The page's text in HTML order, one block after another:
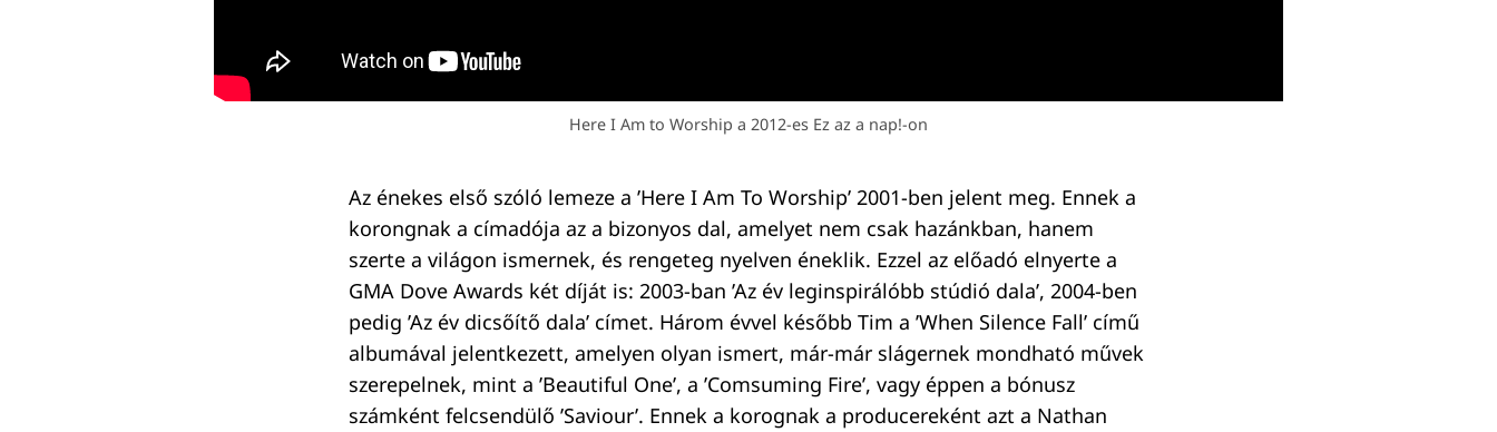
Here I Am to Worship a 2012-es Ez az a nap!-on
Az énekes első szóló lemeze a ’Here I Am To Worship’ 2001-ben jelent meg. Ennek a
korongnak a címadója az a bizonyos dal, amelyet nem csak hazánkban, hanem
szerte a világon ismernek, és rengeteg nyelven éneklik. Ezzel az előadó elnyerte a
GMA Dove Awards két díját is: 2003-ban ’Az év leginspirálóbb stúdió dala’, 2004-ben
pedig ’Az év dicsőítő dala’ címet. Három évvel később Tim a ’When Silence Fall’ című
albumával jelentkezett, amelyen olyan ismert, már-már slágernek mondható művek
szerepelnek, mint a ’Beautiful One’, a ’Comsuming Fire’, vagy éppen a bónusz
számként felcsendülő ’Saviour’. Ennek a korognak a producereként azt a Nathan